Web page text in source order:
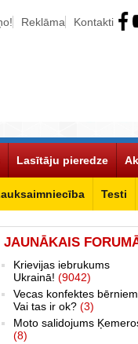
Reklāma Kontakti
Testi
Lasītāju pieredze
JAUNĀKAIS
Krievijas iebrukums
Ukrainā! (9042)
Vecas konfektes
Vai tas ir ok? (3)
Moto salidojums
(8)